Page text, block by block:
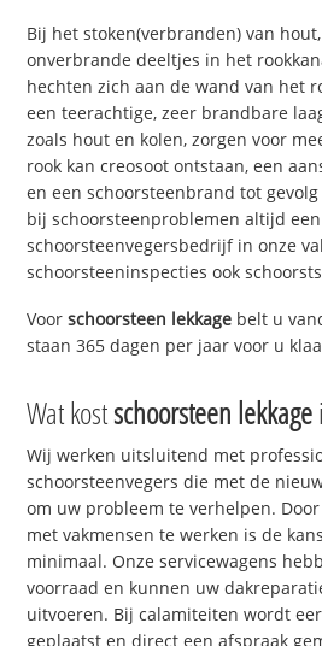
Bij het stoken(verbranden) van
onverbrande deeltjes in het
hechten zich aan de wand van het
een teerachtige, zeer brandbare
zoals hout en kolen, zorgen voor
rook kan creosoot ontstaan, een
en een schoorsteenbrand tot
bij schoorsteenproblemen altijd
schoorsteenvegersbedrijf in onze
schoorsteeninspecties ook
Voorschoorsteen lekkage belt u
staan 365 dagen per jaar voor u
Wat kostschoorsteen lekkage
Wij werken uitsluitend met
schoorsteenvegers die met de
om uw probleem te verhelpen.
met vakmensen te werken is de
minimaal. Onze servicewagens
voorraad en kunnen uw
uitvoeren. Bij calamiteiten wordt
geplaatst en direct een afspraak